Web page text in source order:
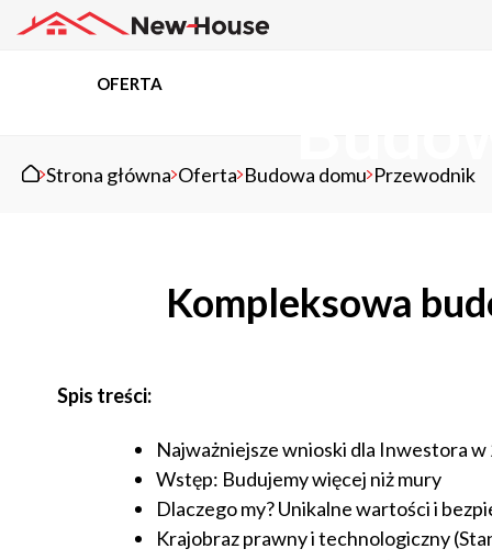
Kredyty
Dokumentacja
20434Projektów z wyceną
OFERTA
Strona główna Oferta Budowa domu Przewodnik
Kompleksowa
Spis treści:
Najważniejsze wnioski dla Inwestora
Wstęp: Budujemy więcej niż mury
Dlaczego my? Unikalne wartości i
Krajobraz prawny i technologiczny